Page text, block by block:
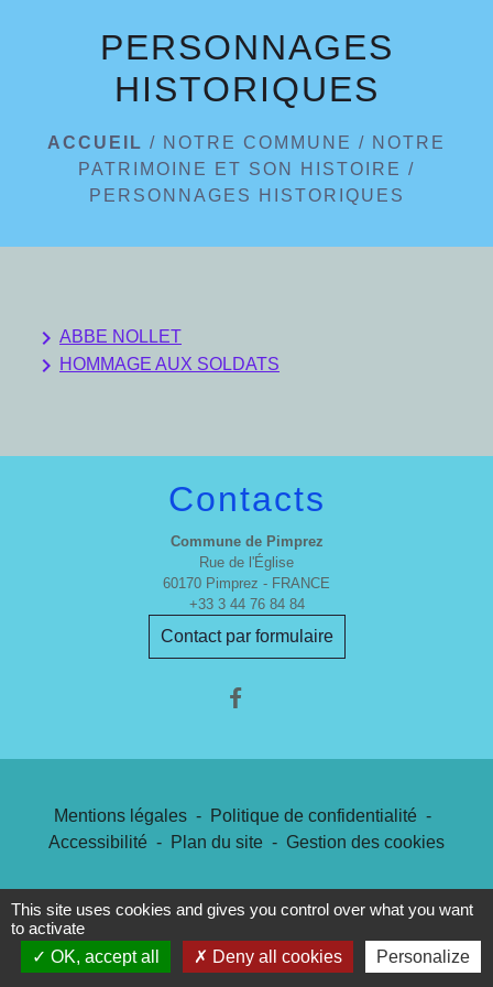
PERSONNAGES
HISTORIQUES
ACCUEIL / NOTRE COMMUNE / NOTRE
PATRIMOINE ET SON HISTOIRE /
PERSONNAGES HISTORIQUES
keyboard_arrow_right ABBE NOLLET
keyboard_arrow_right HOMMAGE AUX SOLDATS
Contacts
Commune de Pimprez
Rue de l'Église
60170 Pimprez - FRANCE
+33 3 44 76 84 84
Contact par formulaire
Mentions légales - Politique de confidentialité -
Accessibilité - Plan du site - Gestion des cookies
Site créé en partenariat avec Réseau des Communes
This site uses cookies and gives you control over what you want
to activate
OK, accept all
Deny all cookies Personalize